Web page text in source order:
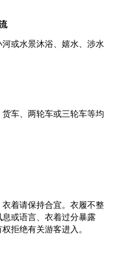
或水景沐浴、嬉水、涉水
车、两轮车或三轮车等均
着请保持合宜。衣履不整
或语言、衣着过分暴露
拒绝有关游客进入。